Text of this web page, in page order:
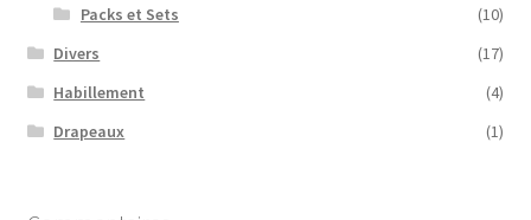
Packs et Sets
(10)
Divers
(17)
Habillement
(4)
Drapeaux
(1)